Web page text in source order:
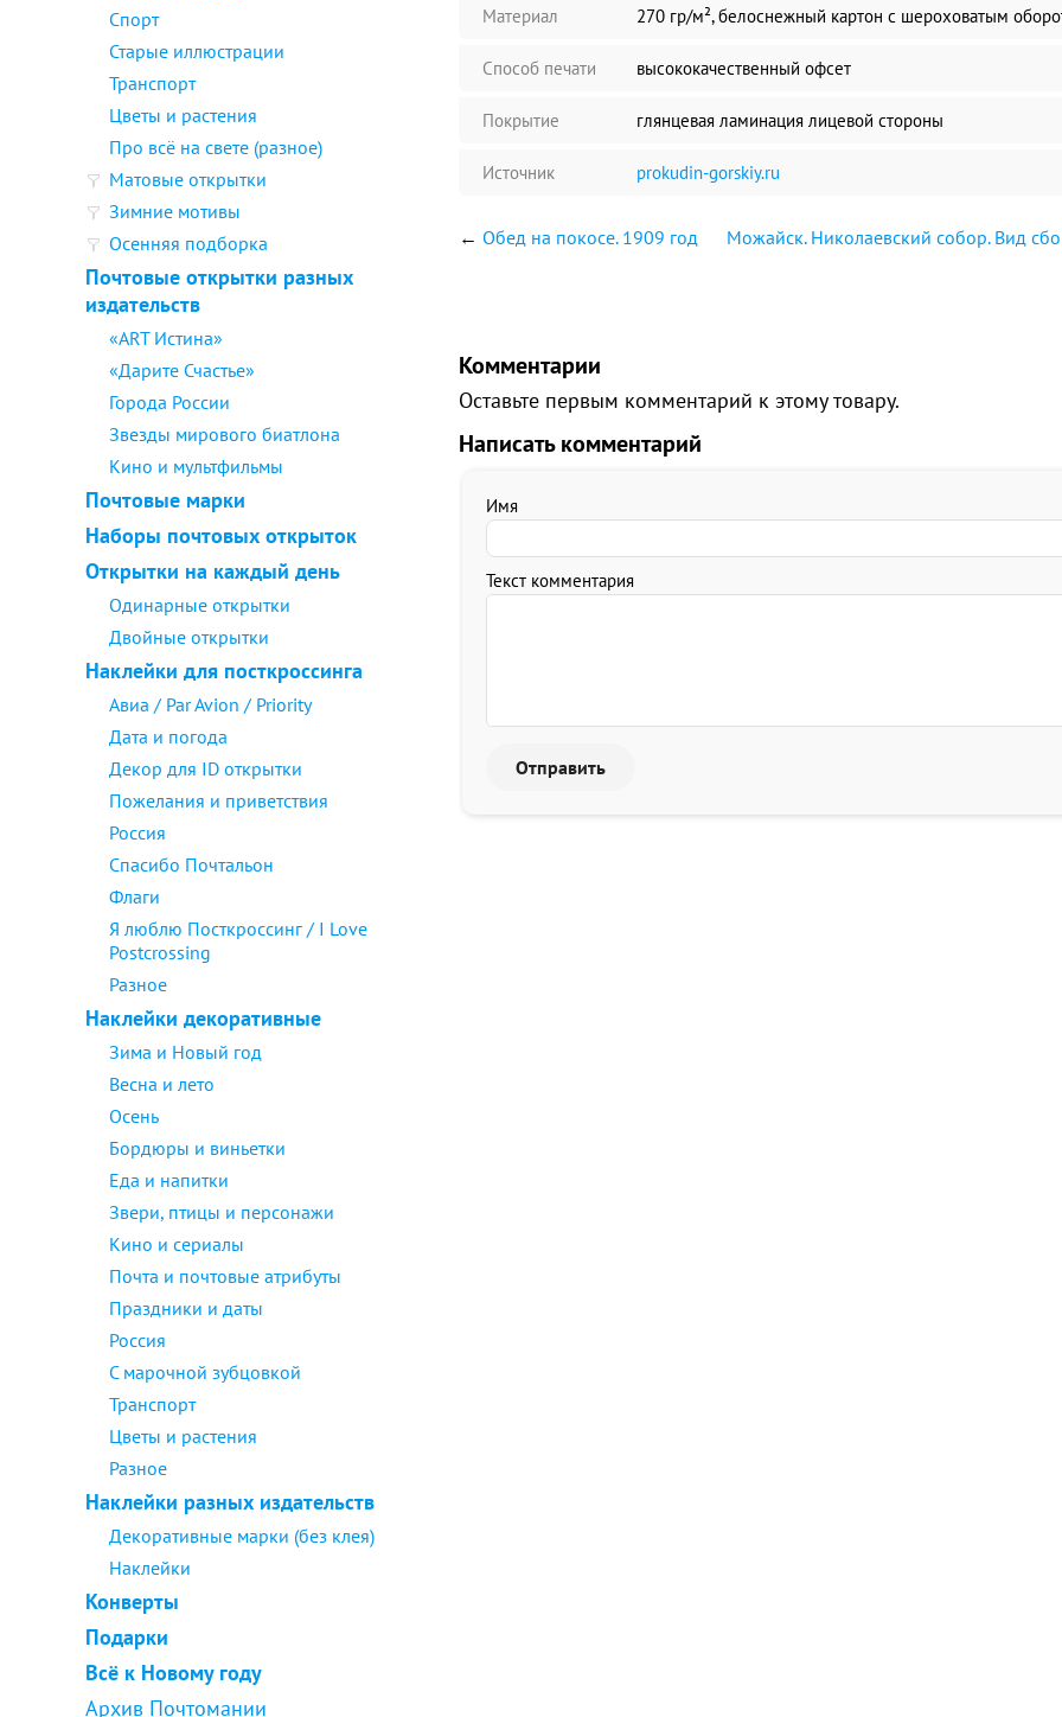
Спорт
Старые иллюстрации
Транспорт
Цветы и растения
Про всё на свете (разное)
Матовые открытки
Зимние мотивы
Осенняя подборка
Почтовые открытки разных
издательств
«ART Истина»
«Дарите Счастье»
Города России
Звезды мирового биатлона
Кино и мультфильмы
Почтовые марки
Наборы почтовых открыток
Открытки на каждый день
Одинарные открытки
Двойные открытки
Наклейки для посткроссинга
Авиа / Par Avion / Priority
Дата и погода
Декор для ID открытки
Пожелания и приветствия
Россия
Спасибо Почтальон
Флаги
Я люблю Посткроссинг / I Love
Postcrossing
Разное
Наклейки декоративные
Зима и Новый год
Весна и лето
Осень
Бордюры и виньетки
Еда и напитки
Звери, птицы и персонажи
Кино и сериалы
Почта и почтовые атрибуты
Праздники и даты
Россия
С марочной зубцовкой
Транспорт
Цветы и растения
Разное
Наклейки разных издательств
Декоративные марки (без клея)
Наклейки
Конверты
Подарки
Всё к Новому году
Архив Почтомании
Материал 270 гр/м², белоснежный картон с шероховатым
Способ печати высококачественный офсет
Покрытие глянцевая ламинация лицевой стороны
Источник prokudin-gorskiy.ru
← Обед на покосе. 1909 год Можайск. Николаевский собор. Вид
Комментарии
Оставьте первым комментарий к этому товару.
Написать комментарий
Имя
Текст комментария